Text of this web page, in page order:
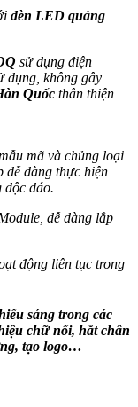
đèn LED quảng
sử dụng điện
dụng, không gây
Quốc thân thiện
mã và chủng loại
dễ dàng thực hiện
độc đáo.
dễ dàng lắp
động liên tục trong
sáng trong các
chữ nổi, hắt chân
tạo logo…